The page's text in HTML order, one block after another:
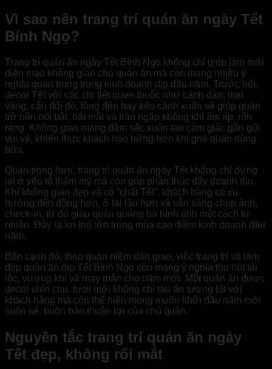
Vì sao nên trang trí quán ăn ngày Tết
Bính Ngọ?
Trang trí quán ăn ngày Tết Bính Ngọ không chỉ giúp làm mới
diện mạo không gian cho quán ăn mà còn mang nhiều ý
nghĩa quan trọng trong kinh doanh dịp đầu năm. Trước hết,
decor Tết với các chi tiết quen thuộc như cành đào, mai
vàng, câu đối đỏ, lồng đèn hay tiểu cảnh xuân sẽ giúp quán
trở nên nổi bật, bắt mắt và tràn ngập không khí ấm áp, rộn
ràng. Không gian mang đậm sắc xuân tạo cảm giác gần gũi,
vui vẻ, khiến thực khách hào hứng hơn khi ghé quán dùng
bữa.
Quan trọng hơn, trang trí quán ăn ngày Tết không chỉ dừng
lại ở yếu tố thẩm mỹ mà còn góp phần thúc đẩy doanh thu.
Khi không gian đẹp và có “chất Tết”, khách hàng có xu
hướng đến đông hơn, ở lại lâu hơn và sẵn sàng chụp ảnh,
check-in, từ đó giúp quán quảng bá hình ảnh một cách tự
nhiên. Đây là lợi thế lớn trong mùa cao điểm kinh doanh đầu
năm.
Bên cạnh đó, theo quan niệm dân gian, việc trang trí và làm
đẹp quán ăn dịp Tết Bính Ngọ còn mang ý nghĩa thu hút tài
lộc, vượng khí và may mắn cho năm mới. Một quán ăn được
decor chỉn chu, tươi mới không chỉ tạo ấn tượng tốt với
khách hàng mà còn thể hiện mong muốn khởi đầu năm mới
suôn sẻ, buôn bán thuận lợi của chủ quán.
Nguyên tắc trang trí quán ăn ngày
Tết đẹp, không rối mắt